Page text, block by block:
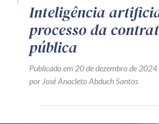
Inteligência
processo da
pública
Publicado em 20 de dezembro de 2024
por José Anacleto Abduch Santos